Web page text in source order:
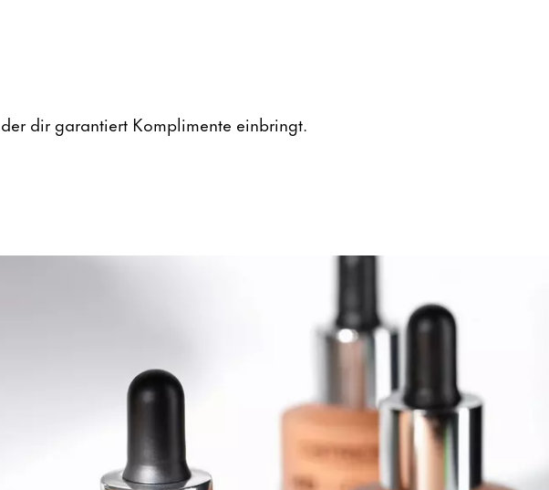
dir garantiert Komplimente einbringt.